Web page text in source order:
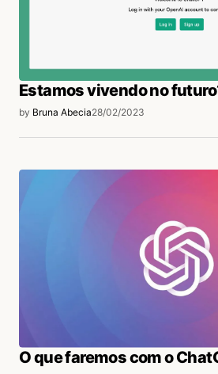
Estamos vivendo no
by Bruna Abecia28/02/2023
O que faremos com o